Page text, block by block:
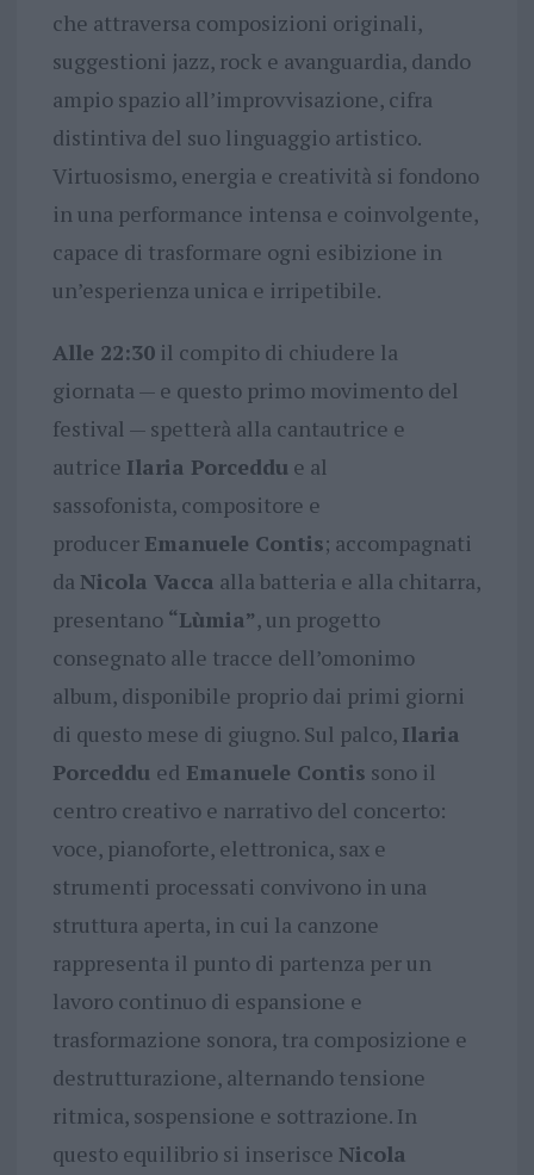
che attraversa composizioni originali,
suggestioni jazz, rock e avanguardia, dando
ampio spazio all’improvvisazione, cifra
distintiva del suo linguaggio artistico.
Virtuosismo, energia e creatività si fondono
in una performance intensa e coinvolgente,
capace di trasformare ogni esibizione in
un’esperienza unica e irripetibile.
Alle 22:30il compito di chiudere la
giornata — e questo primo movimento del
festival — spetterà alla cantautrice e
autrice Ilaria Porceddu e al
sassofonista, compositore e
producer Emanuele Contis; accompagnati
da Nicola Vacca alla batteria e alla chitarra,
presentano “Lùmia”, un progetto
consegnato alle tracce dell’omonimo
album, disponibile proprio dai primi giorni
di questo mese di giugno. Sul palco, Ilaria
Porceddu ed Emanuele Contis sono il
centro creativo e narrativo del concerto:
voce, pianoforte, elettronica, sax e
strumenti processati convivono in una
struttura aperta, in cui la canzone
rappresenta il punto di partenza per un
lavoro continuo di espansione e
trasformazione sonora, tra composizione e
destrutturazione, alternando tensione
ritmica, sospensione e sottrazione. In
questo equilibrio si inserisce Nicola